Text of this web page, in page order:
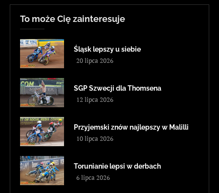
To może Cię zainteresuje
Śląsk lepszy u siebie
20 lipca 2026
SGP Szwecji dla Thomsena
12 lipca 2026
Przyjemski znów najlepszy w Malilli
10 lipca 2026
Torunianie lepsi w derbach
6 lipca 2026